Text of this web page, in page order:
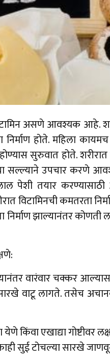
असणे आवश्यक आहे.
होते. महिला
सुरुवात होते. शरीरात
सल्ल्याने उपचार करणे
पेशी तयार
विटामिनची कमतरता
झाल्यानंतर कोणती
वारंवार चक्कर
वाटू लागते. तसेच
येणे किंवा एखाद्या
सुई टोचल्या सारखे